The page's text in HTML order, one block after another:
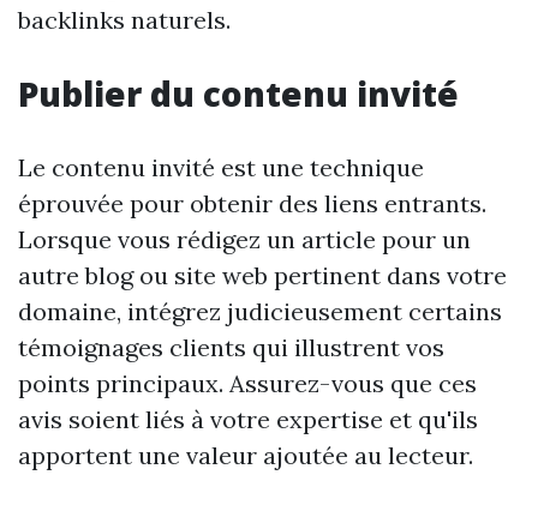
backlinks naturels.
Publier du contenu invité
Le contenu invité est une technique
éprouvée pour obtenir des liens entrants.
Lorsque vous rédigez un article pour un
autre blog ou site web pertinent dans votre
domaine, intégrez judicieusement certains
témoignages clients qui illustrent vos
points principaux. Assurez-vous que ces
avis soient liés à votre expertise et qu'ils
apportent une valeur ajoutée au lecteur.